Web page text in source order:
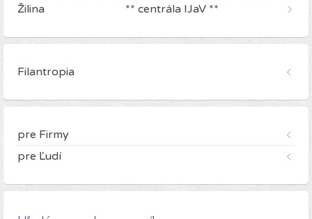
Žilina ** centrála IJaV **
Filantropia
pre Firmy
pre Ľudí